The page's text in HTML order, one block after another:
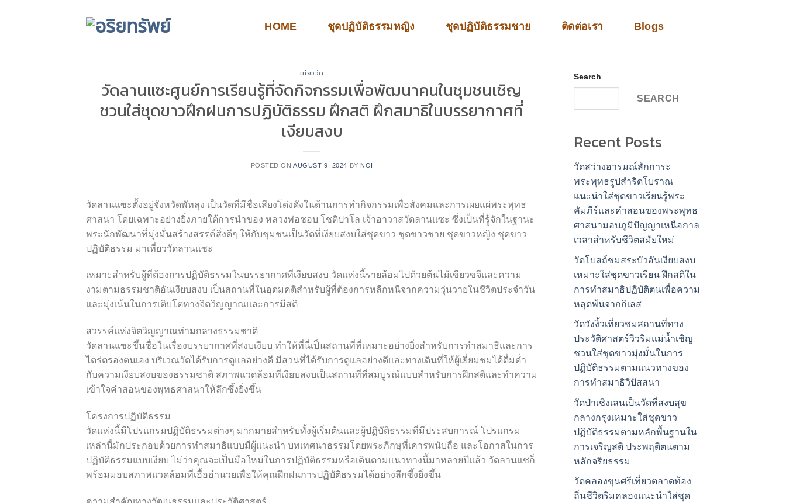
HOME ชุดปฏิบัติธรรมหญิง ชุดปฏิบัติธรรมชาย ติดต่อเรา Blogs
เที่ยววัด
วัดลานแซะศูนย์การเรียนรู้ที่จัดกิจกรรมเพื่อพัฒนาคนในชุมชนเชิญ
ชวนใส่ชุดขาวฝึกฝนการปฏิบัติธรรม ฝึกสติ ฝึกสมาธิในบรรยากาศที่
เงียบสงบ
POSTED ONAUGUST 9, 2024 BY NOI
วัดลานแซะตั้งอยู่จังหวัดพัทลุง เป็นวัดที่มีชื่อเสียงโด่งดังในด้านการทำกิจกรรมเพื่อสังคมและการเผยแผ่พระพุทธ
ศาสนา โดยเฉพาะอย่างยิ่งภายใต้การนำของ หลวงพ่อชอบ โชติปาโล เจ้าอาวาสวัดลานแซะ ซึ่งเป็นที่รู้จักในฐานะ
พระนักพัฒนาที่มุ่งมั่นสร้างสรรค์สิ่งดีๆ ให้กับชุมชนเป็นวัดที่เงียบสงบใส่ชุดขาว ชุดขาวชาย ชุดขาวหญิง ชุดขาว
ปฏิบัติธรรม มาเที่ยววัดลานแซะ
เหมาะสำหรับผู้ที่ต้องการปฏิบัติธรรมในบรรยากาศที่เงียบสงบ วัดแห่งนี้รายล้อมไปด้วยต้นไม้เขียวขจีและความ
งามตามธรรมชาติอันเงียบสงบ เป็นสถานที่ในอุดมคติสำหรับผู้ที่ต้องการหลีกหนีจากความวุ่นวายในชีวิตประจำวัน
และมุ่งเน้นในการเติบโตทางจิตวิญญาณและการมีสติ
สวรรค์แห่งจิตวิญญาณท่ามกลางธรรมชาติ
วัดลานแซะขึ้นชื่อในเรื่องบรรยากาศที่สงบเงียบ ทำให้ที่นี่เป็นสถานที่ที่เหมาะอย่างยิ่งสำหรับการทำสมาธิและการ
ไตร่ตรองตนเอง บริเวณวัดได้รับการดูแลอย่างดี มีสวนที่ได้รับการดูแลอย่างดีและทางเดินที่ให้ผู้เยี่ยมชมได้ดื่มด่ำ
กับความเงียบสงบของธรรมชาติ สภาพแวดล้อมที่เงียบสงบเป็นสถานที่ที่สมบูรณ์แบบสำหรับการฝึกสติและทำความ
เข้าใจคำสอนของพุทธศาสนาให้ลึกซึ้งยิ่งขึ้น
โครงการปฏิบัติธรรม
วัดแห่งนี้มีโปรแกรมปฏิบัติธรรมต่างๆ มากมายสำหรับทั้งผู้เริ่มต้นและผู้ปฏิบัติธรรมที่มีประสบการณ์ โปรแกรม
เหล่านี้มักประกอบด้วยการทำสมาธิแบบมีผู้แนะนำ บทเทศนาธรรมโดยพระภิกษุที่เคารพนับถือ และโอกาสในการ
ปฏิบัติธรรมแบบเงียบ ไม่ว่าคุณจะเป็นมือใหม่ในการปฏิบัติธรรมหรือเดินตามแนวทางนี้มาหลายปีแล้ว วัดลานแซก็
พร้อมมอบสภาพแวดล้อมที่เอื้ออำนวยเพื่อให้คุณฝึกฝนการปฏิบัติธรรมได้อย่างลึกซึ้งยิ่งขึ้น
Search
SEARCH
Recent Posts
วัดสว่างอารมณ์สักการะ
พระพุทธรูปสำริดโบราณ
แนะนำใส่ชุดขาวเรียนรู้พระ
คัมภีร์และคำสอนของพระพุทธ
ศาสนามอบภูมิปัญญาเหนือกาล
เวลาสำหรับชีวิตสมัยใหม่
วัดโบสถ์ชมสระบัวอันเงียบสงบ
เหมาะใส่ชุดขาวเรียน ฝึกสติใน
การทำสมาธิปฏิบัติตนเพื่อความ
หลุดพ้นจากกิเลส
วัดวังงิ้วเที่ยวชมสถานที่ทาง
ประวัติศาสตร์วิวริมแม่น้ำเชิญ
ชวนใส่ชุดขาวมุ่งมั่นในการ
ปฏิบัติธรรมตามแนวทางของ
การทำสมาธิวิปัสสนา
วัดป่าเชิงเลนเป็นวัดที่สงบสุข
กลางกรุงเหมาะใส่ชุดขาว
ปฏิบัติธรรมตามหลักพื้นฐานใน
การเจริญสติ ประพฤติตนตาม
หลักจริยธรรม
วัดคลองขุนศรีเที่ยวตลาดท้อง
ถิ่นชีวิตริมคลองแนะนำใส่ชุด